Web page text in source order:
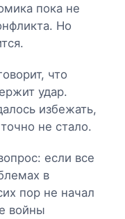
пока не
Но
что
удар.
избежать,
не стало.
если все
в
пор не начал
войны